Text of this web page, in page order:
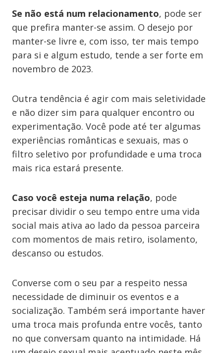
Se não está num relacionamento, pode ser
que prefira manter-se assim. O desejo por
manter-se livre e, com isso, ter mais tempo
para si e algum estudo, tende a ser forte em
novembro de 2023.
Outra tendência é agir com mais seletividade
e não dizer sim para qualquer encontro ou
experimentação. Você pode até ter algumas
experiências românticas e sexuais, mas o
filtro seletivo por profundidade e uma troca
mais rica estará presente.
Caso você esteja numa relação, pode
precisar dividir o seu tempo entre uma vida
social mais ativa ao lado da pessoa parceira
com momentos de mais retiro, isolamento,
descanso ou estudos.
Converse com o seu par a respeito nessa
necessidade de diminuir os eventos e a
socialização. Também será importante haver
uma troca mais profunda entre vocês, tanto
no que conversam quanto na intimidade. Há